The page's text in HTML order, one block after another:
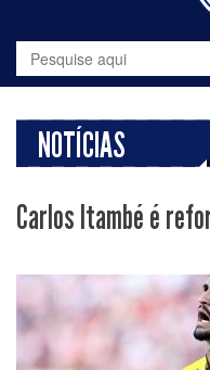
NOTÍCIAS
Carlos Itambé é